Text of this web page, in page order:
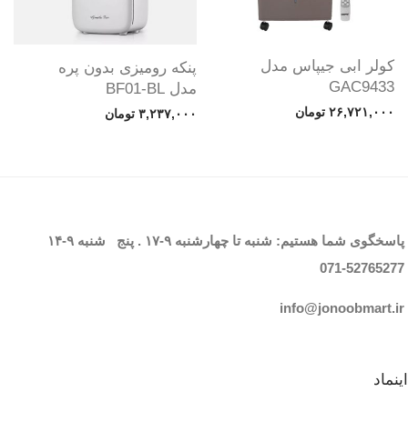
کولر ابی جیپاس مدل
GAC9433
۲۶,۷۲۱,۰۰۰ تومان
پنکه رومیزی بدون پره
مدل BF01-BL
۳,۲۳۷,۰۰۰ تومان
پاسخگوی شما هستیم: شنبه تا چهارشنبه ۹-۱۷ . پنج شنبه ۹-۱۴
071-52765277
info@jonoobmart.ir
اینماد